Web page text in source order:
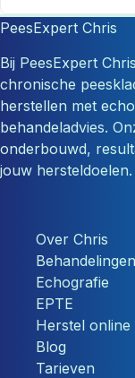
PeesExpert Chris
Bij PeesExpert
chronische
herstellen met
behandeladvies.
onderbouwd,
jouw hersteldoelen.
Over Chris
Behandelingen
Echografie
EPTE
Herstel online
Blog
Tarieven